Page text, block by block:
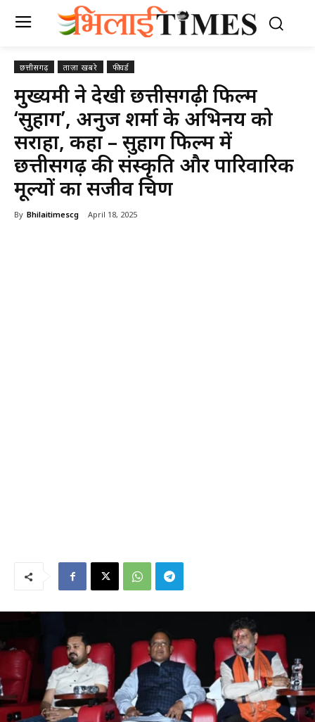
छत्तीसगढ़ ताज़ा खबरे फीचर्ड
मुख्यमंत्री ने देखी छत्तीसगढ़ी फिल्म
‘सुहाग’, अनुज शर्मा के अभिनय को
सराहा, कहा – सुहाग फिल्म में
छत्तीसगढ़ की संस्कृति और पारिवारिक
मूल्यों का सजीव चित्रण
By Bhilaitimescg April 18, 2025